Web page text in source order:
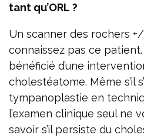
tant qu’ORL ?
Un scanner des rochers
connaissez pas ce
bénéficié d’une
cholestéatome. Même s’il
tympanoplastie en
l’examen clinique seul ne
savoir s’il persiste du